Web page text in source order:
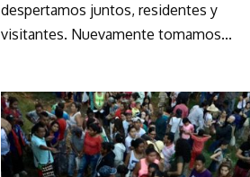
despertamos juntos, residentes y
visitantes. Nuevamente tomamos...